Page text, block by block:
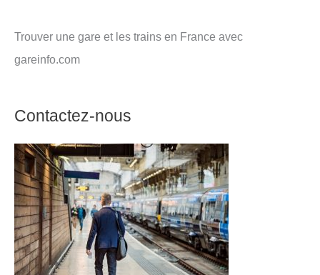
Trouver une gare et les trains en France avec
gareinfo.com
Contactez-nous